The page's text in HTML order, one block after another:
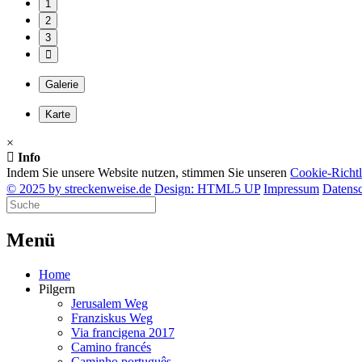
1
2
3
Galerie
Karte
×
Info
Indem Sie unsere Website nutzen, stimmen Sie unseren Cookie-
© 2025 by streckenweise.de Design: HTML5 UP Impressum
Menü
Home
Pilgern
Jerusalem Weg
Franziskus Weg
Via francigena 2017
Camino francés